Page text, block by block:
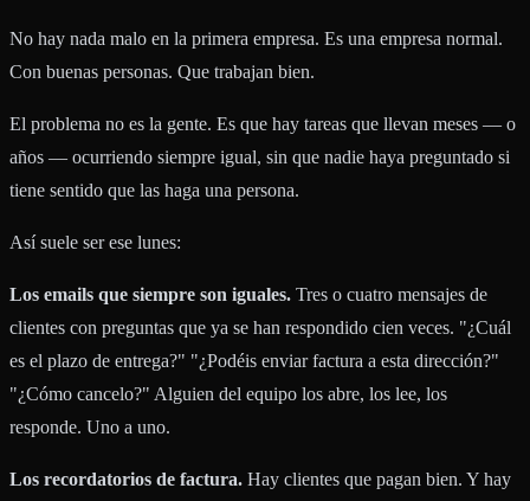
No hay nada malo en la primera empresa. Es una empresa normal.
Con buenas personas. Que trabajan bien.
El problema no es la gente. Es que hay tareas que llevan meses — o
años — ocurriendo siempre igual, sin que nadie haya preguntado si
tiene sentido que las haga una persona.
Así suele ser ese lunes:
Los emails que siempre son iguales. Tres o cuatro mensajes de
clientes con preguntas que ya se han respondido cien veces. "¿Cuál
es el plazo de entrega?" "¿Podéis enviar factura a esta dirección?"
"¿Cómo cancelo?" Alguien del equipo los abre, los lee, los
responde. Uno a uno.
Los recordatorios de factura. Hay clientes que pagan bien. Y hay